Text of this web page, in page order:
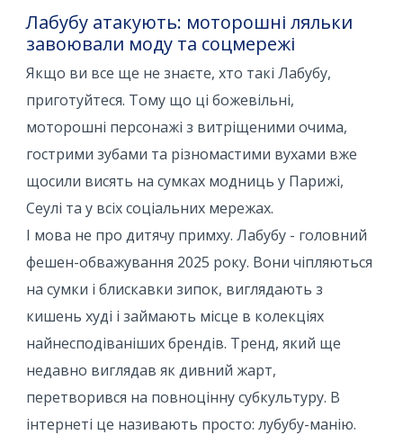
Лабубу атакують: моторошні ляльки
завоювали моду та соцмережі
Якщо ви все ще не знаєте, хто такі Лабубу,
приготуйтеся. Тому що ці божевільні,
моторошні персонажі з витріщеними очима,
гострими зубами та різномастими вухами вже
щосили висять на сумках модниць у Парижі,
Сеулі та у всіх соціальних мережах.
І мова не про дитячу примху. Лабубу - головний
фешен-обважування 2025 року. Вони чіпляються
на сумки і блискавки зипок, виглядають з
кишень худі і займають місце в колекціях
найнесподіваніших брендів. Тренд, який ще
недавно виглядав як дивний жарт,
перетворився на повноцінну субкультуру. В
інтернеті це називають просто: лубубу-манію.